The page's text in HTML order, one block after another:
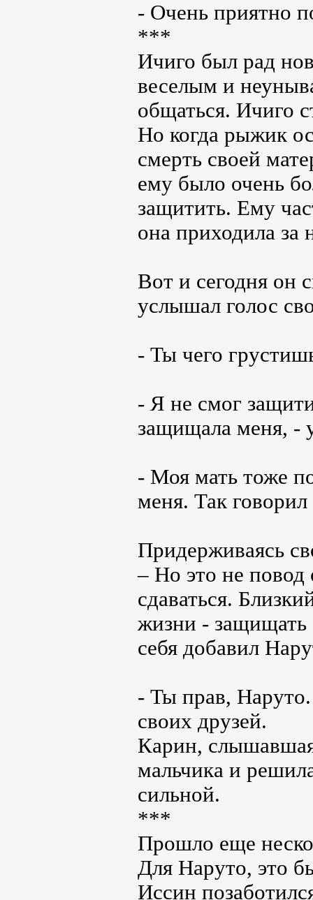
- Очень приятно
***
Ичиго был рад
веселым и
общаться. Ичиго
Но когда рыжик
смерть своей
ему было очень
защитить. Ему
она приходила за
Вот и сегодня он
услышал голос
- Ты чего
- Я не смог
защищала меня, -
- Моя мать тоже
меня. Так
Придерживаясь
– Но это не повод
сдаваться.
жизни - защищать
себя добавил
- Ты прав,
своих друзей.
Карин,
мальчика и
сильной.
***
Прошло еще
Для Наруто, это
Иссин